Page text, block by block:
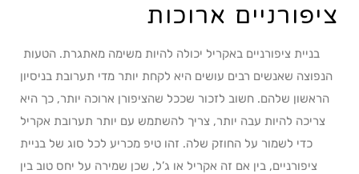
ציפורניים ארוכות
הנפוצה שאנשים רבים עושים היא לקחת יותר מדי תערובת בניסיון
הראשון שלהם. חשוב לזכור שככל שהציפורן ארוכה יותר, כך היא
צריכה להיות עבה יותר, צריך להשתמש עם יותר תערובת אקריל
כדי לשמור על החוזק שלה. זהו טיפ מכריע לכל סוג של בניית
ציפורניים, בין אם זה אקריל או ג’ל, שכן שמירה על יחס טוב בין